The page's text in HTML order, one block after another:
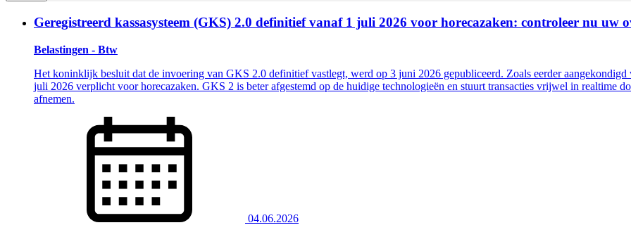
Geregistreerd kassasysteem (GKS) 2.0 definitief vanaf 1 juli 2026 voor horecazaken: controleer nu uw
Belastingen - Btw
Het koninklijk besluit dat de invoering van GKS 2.0 definitief vastlegt, werd op 3 juni 2026 gepubliceerd. Zoals eerder aangekondigd
juli 2026 verplicht voor horecazaken. GKS 2 is beter afgestemd op de huidige technologieën en stuurt transacties vrijwel in realtime
afnemen.
04.06.2026